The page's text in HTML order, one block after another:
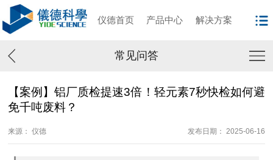
仪德首页 产品中心 解决方案
常见问答
【案例】铝厂质检提速3倍！轻元素7秒快检如何避
免千吨废料？
来源： 仪德 发布日期： 2025-06-16